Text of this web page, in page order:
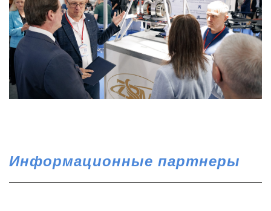
Информационные партнеры